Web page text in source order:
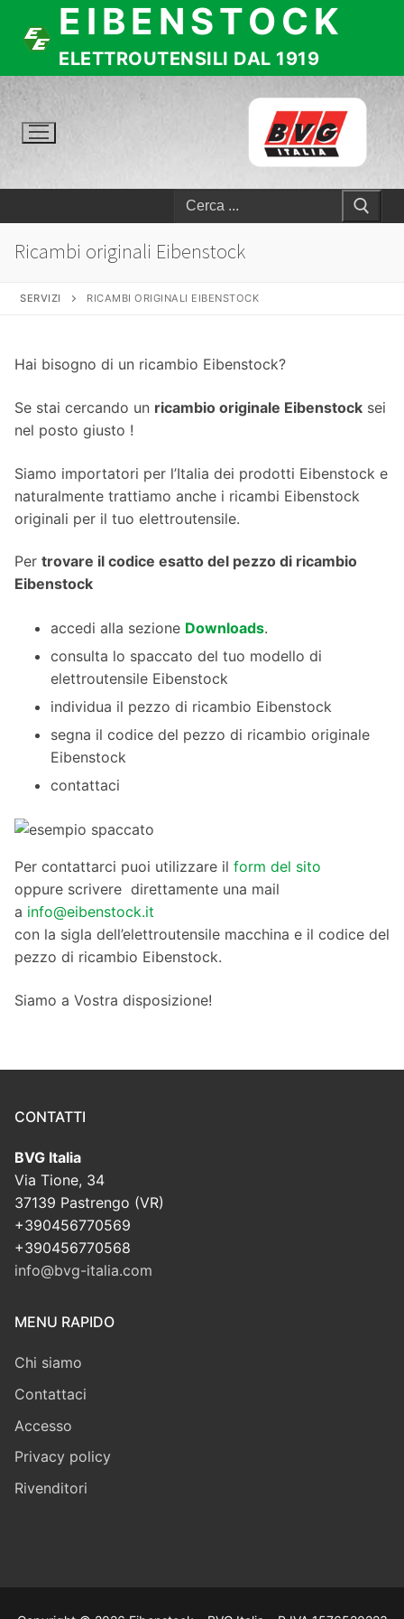
contenuto
EIBENSTOCK
ELETTROUTENSILI DAL 1919
Cerca:
Ricambi originali Eibenstock
SERVIZI RICAMBI ORIGINALI EIBENSTOCK
Hai bisogno di un ricambio Eibenstock?
Se stai cercando un ricambio originale Eibenstock sei
nel posto giusto !
Siamo importatori per l’Italia dei prodotti Eibenstock e
naturalmente trattiamo anche i ricambi Eibenstock
originali per il tuo elettroutensile.
Per trovare il codice esatto del pezzo di ricambio
Eibenstock
accedi alla sezione Downloads.
consulta lo spaccato del tuo modello di
elettroutensile Eibenstock
individua il pezzo di ricambio Eibenstock
segna il codice del pezzo di ricambio originale
Eibenstock
contattaci
Per contattarci puoi utilizzare il form del sito
oppure scrivere direttamente una mail
a info@eibenstock.it
con la sigla dell’elettroutensile macchina e il codice del
pezzo di ricambio Eibenstock.
Siamo a Vostra disposizione!
CONTATTI
BVG Italia
Via Tione, 34
37139 Pastrengo (VR)
+390456770569
+390456770568
info@bvg-italia.com
MENU RAPIDO
Chi siamo
Contattaci
Accesso
Privacy policy
Rivenditori